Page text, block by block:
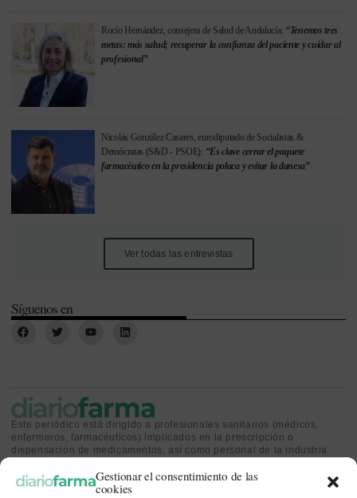
Gestionar el consentimiento de las
cookies
Rocío Hernández, consejera de Salud de Andalucía: “Tenemos tres
metas: más salud; recuperar la confianza del paciente y cuidar al
profesional”
Nicolás González Casares, eurodiputado de Socialistas &
Demócratas (S&D - PSOE): “Es clave cerrar el paquete
farmacéutico en la presidencia polaca y evitar la danesa”
Ver todas las entrevistas
Síguenos en
Este periódico está dirigido a profesionales sanitarios (médicos,
enfermeros, farmacéuticos) implicados en la prescripción o
dispensación de medicamentos, así como personal de la industria
sanitaria.